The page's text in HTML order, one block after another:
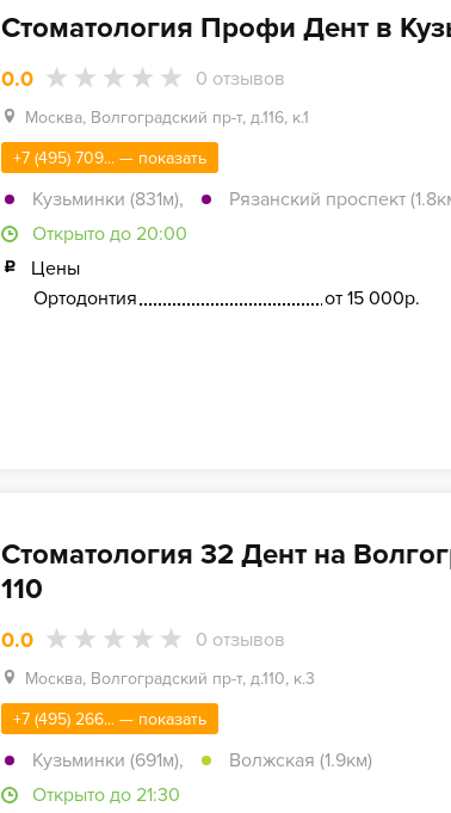
Стоматология Профи Дент в
0.0 0 отзывов
Москва, Волгоградский пр-т, д.116, к.1
+7 (495) 709... — показать
Кузьминки (831м),
Рязанский проспект
Открыто до 20:00
Цены
Ортодонтия
от 15 000р.
Стоматология 32 Дент на
110
0.0 0 отзывов
Москва, Волгоградский пр-т, д.110, к.3
+7 (495) 266... — показать
Кузьминки (691м),
Волжская (1.9км)
Открыто до 21:30